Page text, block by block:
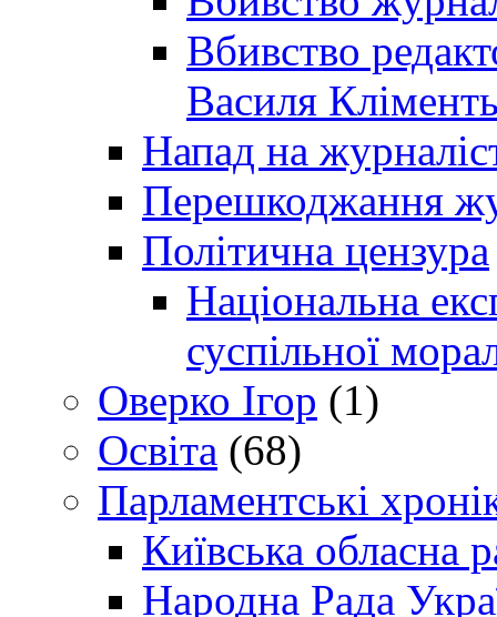
Вбивство
Василя
Напад на
Перешкоджання
Політична цензура
Національна
суспільної
Оверко Ігор (1)
Освіта (68)
Парламентські
Київська обласна
Народна Рада